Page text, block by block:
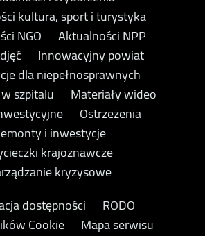
kultura, sport i turystyka
NGO
Aktualności NPP
Innowacyjny powiat
dla niepełnosprawnych
szpitalu
Materiały wideo
Ostrzeżenia
i inwestycje
krajoznawcze
kryzysowe
dostępności
RODO
Cookie
Mapa serwisu